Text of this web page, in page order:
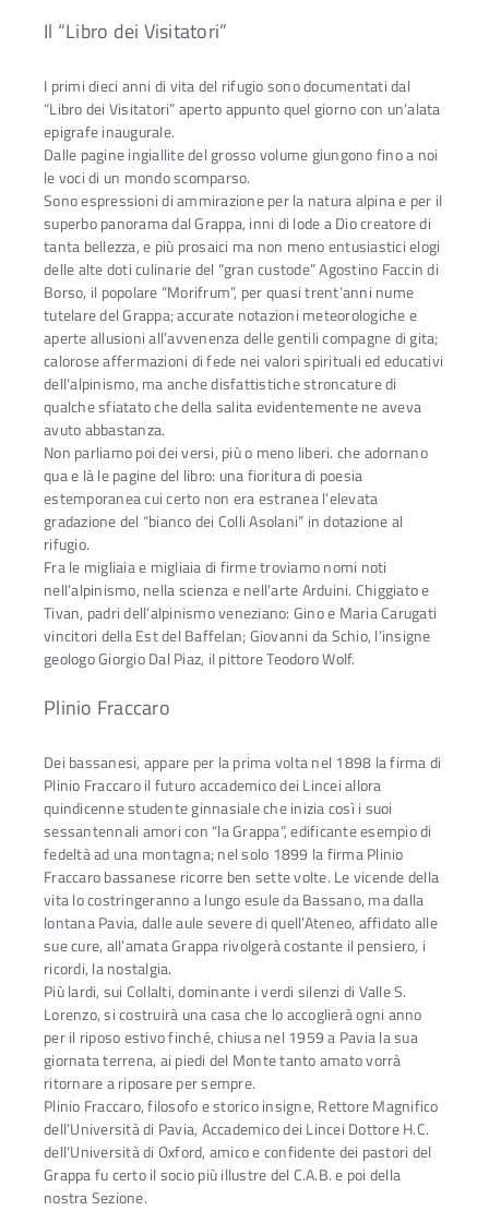
Il “Libro dei Visitatori”
I primi dieci anni di vita del rifugio sono documentati dal
“Libro dei Visitatori” aperto appunto quel giorno con un’alata
epigrafe inaugurale.
Dalle pagine ingiallite del grosso volume giungono fino a noi
le voci di un mondo scomparso.
Sono espressioni di ammirazione per la natura alpina e per il
superbo panorama dal Grappa, inni di lode a Dio creatore di
tanta bellezza, e più prosaici ma non meno entusiastici elogi
delle alte doti culinarie del “gran custode” Agostino Faccin di
Borso, il popolare “Morifrum”, per quasi trent’anni nume
tutelare del Grappa; accurate notazioni meteorologiche e
aperte allusioni all’avvenenza delle gentili compagne di gita;
calorose affermazioni di fede nei valori spirituali ed educativi
dell’alpinismo, ma anche disfattistiche stroncature di
qualche sfiatato che della salita evidentemente ne aveva
avuto abbastanza.
Non parliamo poi dei versi, più o meno liberi. che adornano
qua e là le pagine del libro: una fioritura di poesia
estemporanea cui certo non era estranea l’elevata
gradazione del “bianco dei Colli Asolani” in dotazione al
rifugio.
Fra le migliaia e migliaia di firme troviamo nomi noti
nell’alpinismo, nella scienza e nell’arte Arduini. Chiggiato e
Tivan, padri dell’alpinismo veneziano: Gino e Maria Carugati
vincitori della Est del Baffelan; Giovanni da Schio, l’insigne
geologo Giorgio Dal Piaz, il pittore Teodoro Wolf.
Plinio Fraccaro
Dei bassanesi, appare per la prima volta nel 1898 la firma di
Plinio Fraccaro il futuro accademico dei Lincei allora
quindicenne studente ginnasiale che inizia così i suoi
sessantennali amori con “la Grappa”, edificante esempio di
fedeltà ad una montagna; nel solo 1899 la firma Plinio
Fraccaro bassanese ricorre ben sette volte. Le vicende della
vita lo costringeranno a lungo esule da Bassano, ma dalla
lontana Pavia, dalle aule severe di quell’Ateneo, affidato alle
sue cure, all’amata Grappa rivolgerà costante il pensiero, i
ricordi, la nostalgia.
Più lardi, sui Collalti, dominante i verdi silenzi di Valle S.
Lorenzo, si costruirà una casa che lo accoglierà ogni anno
per il riposo estivo finché, chiusa nel 1959 a Pavia la sua
giornata terrena, ai piedi del Monte tanto amato vorrà
ritornare a riposare per sempre.
Plinio Fraccaro, filosofo e storico insigne, Rettore Magnifico
dell’Università di Pavia, Accademico dei Lincei Dottore H.C.
dell’Università di Oxford, amico e confidente dei pastori del
Grappa fu certo il socio più illustre del C.A.B. e poi della
nostra Sezione.